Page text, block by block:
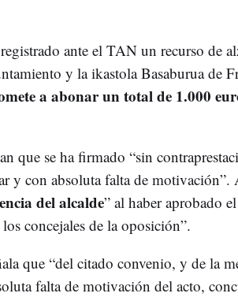
ante el TAN un recurso de
y la ikastola Basaburua de
a abonar un total de 1.000
que se ha firmado “sin
y con absoluta falta de motivación”.
del alcalde” al haber aprobado
concejales de la oposición”.
que “del citado convenio, y de la
falta de motivación del acto,